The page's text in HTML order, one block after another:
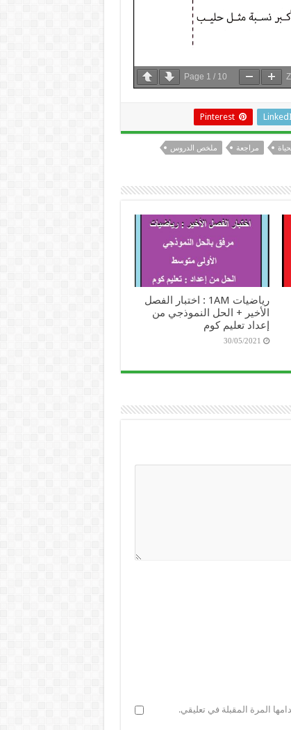
Page 1 / 10
Pinterest
مراجعة ملخص الدروس
رياضيات 1AM : اختبار الفصل
الأخير + الحل النموذجي من
إعداد تعليم كوم
30/05/2021
المرة المقبلة في تعليقي.